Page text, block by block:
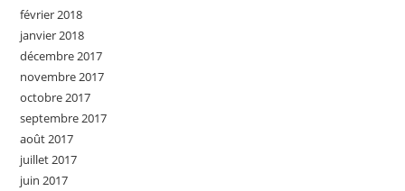
février 2018
janvier 2018
décembre 2017
novembre 2017
octobre 2017
septembre 2017
août 2017
juillet 2017
juin 2017